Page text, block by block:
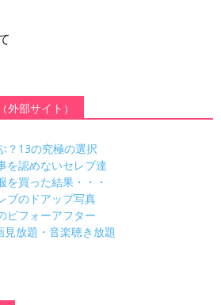
外部サイト）
？13の究極の選択
を認めないセレブ達
を買った結果・・・
ブのドアップ写真
ビフォーアフター
放題・音楽聴き放題